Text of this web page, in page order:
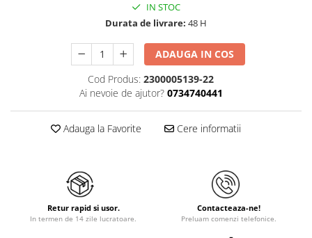
IN STOC
Durata de livrare: 48 H
ADAUGA IN COS
Cod Produs: 2300005139-22
Ai nevoie de ajutor? 0734740441
Adauga la Favorite Cere informatii
Retur rapid si usor.
In termen de 14 zile lucratoare.
Contacteaza-ne!
Preluam comenzi telefonice.